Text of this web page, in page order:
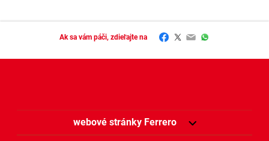
Ak sa vám páči, zdieľajte na Facebook
Twitter
EmailWhatsApp
webové stránky Ferrero